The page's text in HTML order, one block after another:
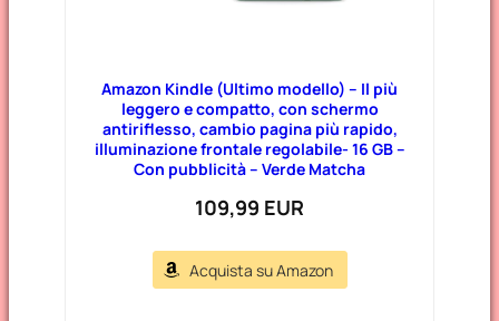
Amazon Kindle (Ultimo modello) – Il più
leggero e compatto, con schermo
antiriflesso, cambio pagina più rapido,
illuminazione frontale regolabile- 16 GB –
Con pubblicità – Verde Matcha
109,99 EUR
Acquista su Amazon